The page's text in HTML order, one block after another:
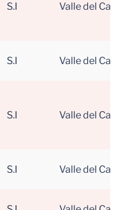
S.I Valle del
S.I Valle del
S.I Valle del
S.I Valle del